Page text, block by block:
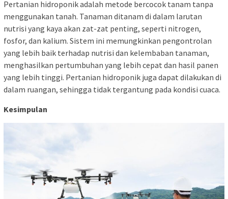
Pertanian hidroponik adalah metode bercocok tanam tanpa
menggunakan tanah. Tanaman ditanam di dalam larutan
nutrisi yang kaya akan zat-zat penting, seperti nitrogen,
fosfor, dan kalium. Sistem ini memungkinkan pengontrolan
yang lebih baik terhadap nutrisi dan kelembaban tanaman,
menghasilkan pertumbuhan yang lebih cepat dan hasil panen
yang lebih tinggi. Pertanian hidroponik juga dapat dilakukan di
dalam ruangan, sehingga tidak tergantung pada kondisi cuaca.
Kesimpulan